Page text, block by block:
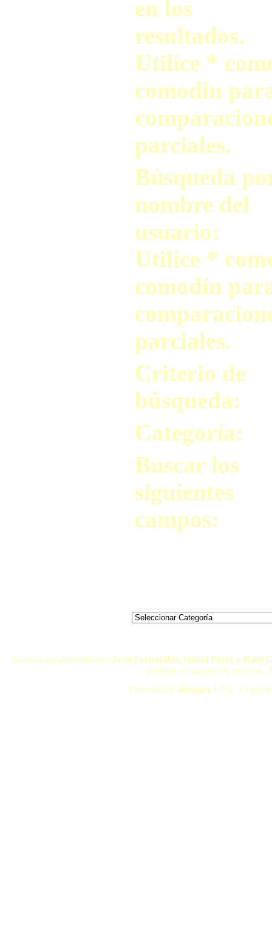
en los
resultados.
Utilice *
comodín
parciales.
Búsqueda
nombre del
usuario:
Utilice *
comodín
parciales.
Criterio de
búsqueda:
Categoría:
Buscar los
siguientes
campos:
Nuestro agradecimiento a Iván Fernández, David Pérez y Raúl
pueden ser usadas sin permiso.
Powered by 4images 1.7.6